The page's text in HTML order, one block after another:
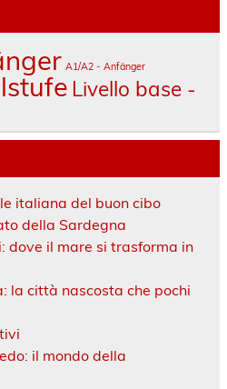
A1/A2 - Anfänger
Livello base -
italiana del buon cibo
della Sardegna
dove il mare si trasforma in
la città nascosta che pochi
il mondo della